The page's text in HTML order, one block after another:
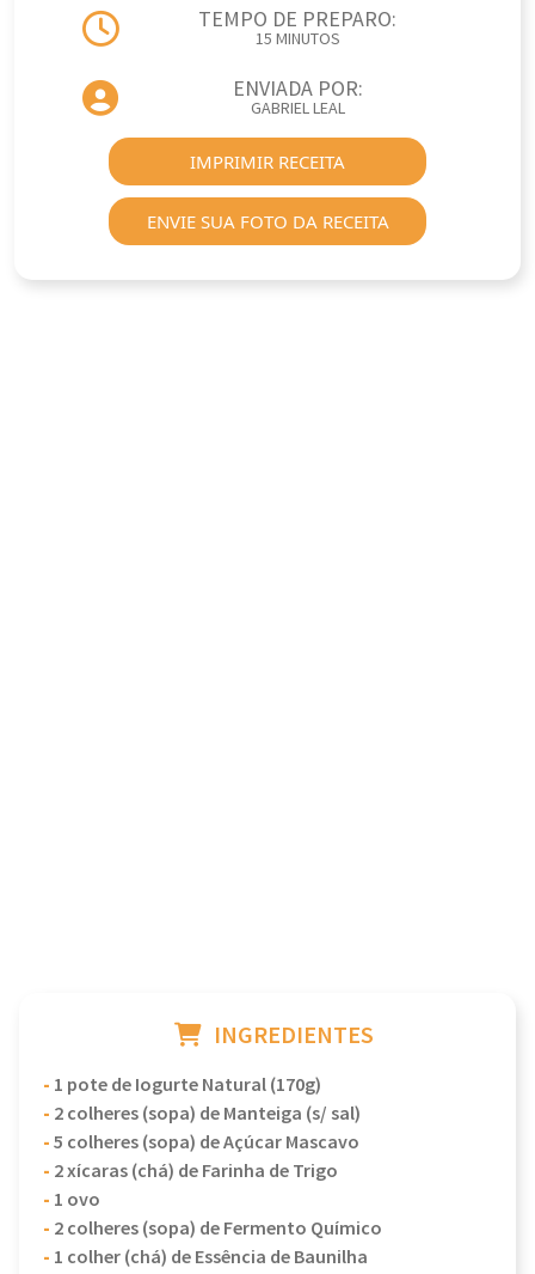
TEMPO DE PREPARO:
15 MINUTOS
ENVIADA POR:
GABRIEL LEAL
IMPRIMIR RECEITA
ENVIE SUA FOTO DA RECEITA
INGREDIENTES
- 1 pote de Iogurte Natural (170g)
- 2 colheres (sopa) de Manteiga (s/ sal)
-5 colheres (sopa) de Açúcar Mascavo
- 2 xícaras (chá) de Farinha de Trigo
- 1 ovo
- 2 colheres (sopa) de Fermento Químico
- 1 colher (chá) de Essência de Baunilha